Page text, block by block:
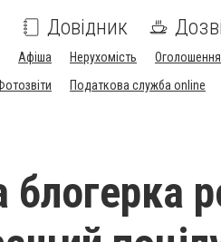
Довідник
Афіша Нерухомість Оголошення
Податкова служба online
блогерка